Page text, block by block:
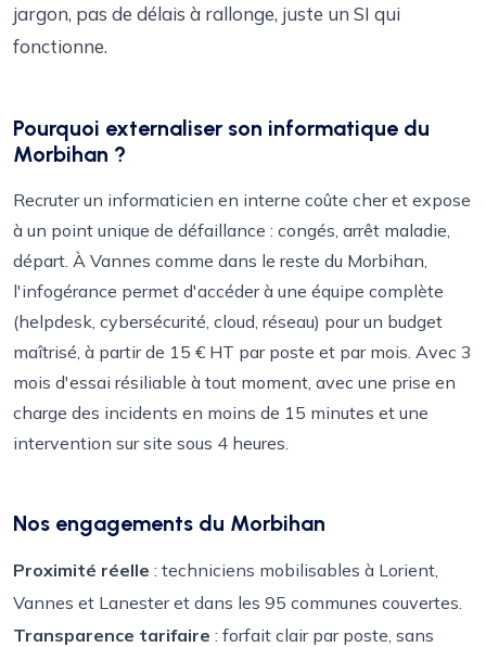
jargon, pas de délais à rallonge, juste un SI qui
fonctionne.
Pourquoi externaliser son informatique du
Morbihan ?
Recruter un informaticien en interne coûte cher et expose
à un point unique de défaillance : congés, arrêt maladie,
départ. À Vannes comme dans le reste du Morbihan,
l'infogérance permet d'accéder à une équipe complète
(helpdesk, cybersécurité, cloud, réseau) pour un budget
maîtrisé, à partir de 15 € HT par poste et par mois. Avec 3
mois d'essai résiliable à tout moment, avec une prise en
charge des incidents en moins de 15 minutes et une
intervention sur site sous 4 heures.
Nos engagements du Morbihan
Proximité réelle : techniciens mobilisables à Lorient,
Vannes et Lanester et dans les 95 communes couvertes.
Transparence tarifaire : forfait clair par poste, sans